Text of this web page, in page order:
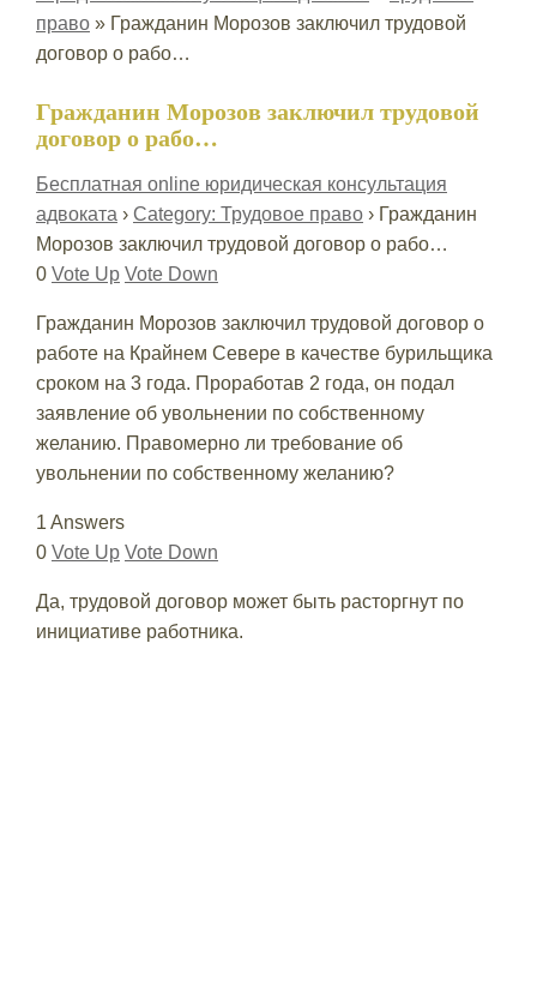
право» Гражданин Морозов заключил трудовой
договор о рабо…
Гражданин Морозов заключил трудовой
договор о рабо…
Бесплатная online юридическая консультация
адвоката › Category: Трудовое право› Гражданин
Морозов заключил трудовой договор о рабо…
0 Vote Up Vote Down
Гражданин Морозов заключил трудовой договор о
работе на Крайнем Севере в качестве бурильщика
сроком на 3 года. Проработав 2 года, он подал
заявление об увольнении по собственному
желанию. Правомерно ли требование об
увольнении по собственному желанию?
1 Answers
0 Vote Up Vote Down
Да, трудовой договор может быть расторгнут по
инициативе работника.